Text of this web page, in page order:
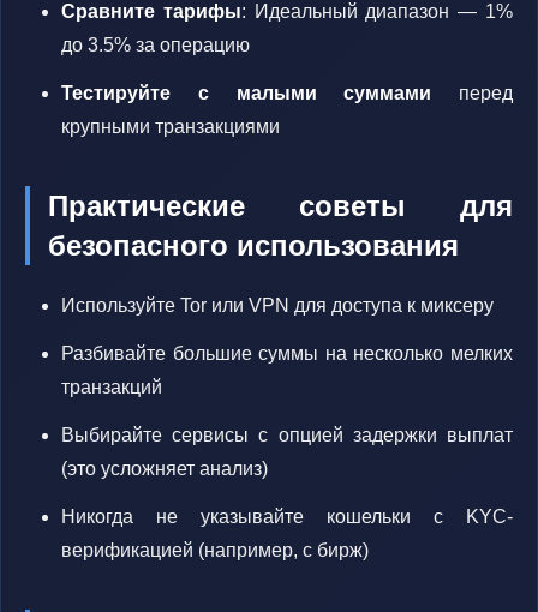
Сравните тарифы: Идеальный диапазон — 1%
до 3.5% за операцию
Тестируйте с малыми суммами перед
крупными транзакциями
Практические советы для
безопасного использования
Используйте Tor или VPN для доступа к миксеру
Разбивайте большие суммы на несколько мелких
транзакций
Выбирайте сервисы с опцией задержки выплат
(это усложняет анализ)
Никогда не указывайте кошельки с KYC-
верификацией (например, с бирж)